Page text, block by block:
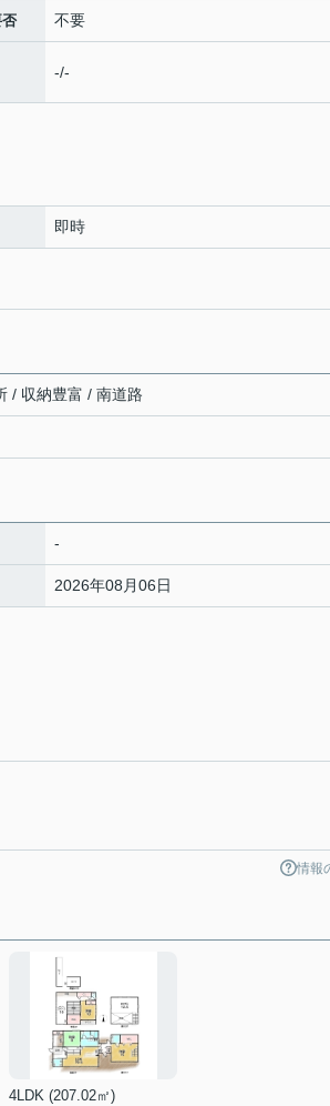
不要
-/-
即時
/ 収納豊富 / 南道路
-
2026年08月06日
情報
4LDK (207.02㎡)